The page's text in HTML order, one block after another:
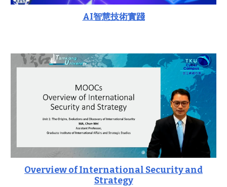
AI智慧技術實踐
Overview of International Security and
Strategy